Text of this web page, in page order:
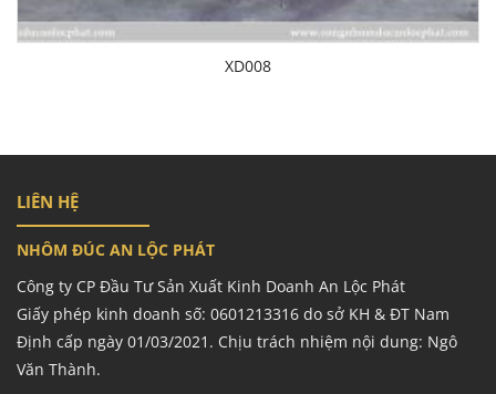
XD008
LIÊN HỆ
NHÔM ĐÚC AN LỘC PHÁT
Công ty CP Đầu Tư Sản Xuất Kinh Doanh An Lộc Phát
Giấy phép kinh doanh số: 0601213316 do sở KH & ĐT Nam
Định cấp ngày 01/03/2021. Chịu trách nhiệm nội dung: Ngô
Văn Thành.